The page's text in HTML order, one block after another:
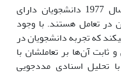
در سال 1977 دانشجویان دارای
در تعامل هستند. با وجود
می­کند که تجربه دانشجویان در
آن‌ها بر تعاملشان با
تحلیل اسنادی مددجویی